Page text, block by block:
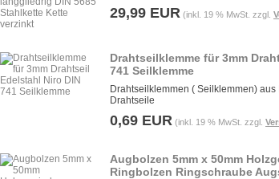
29,99 EUR (inkl. 19 % MwSt. zzgl.
Drahtseilklemme für 3mm
741 Seilklemme
Drahtseilklemmen ( Seilklemmen)
Drahtseile
0,69 EUR (inkl. 19 % MwSt. zzgl.
Augbolzen 5mm x 50mm
Ringbolzen Ringschraube